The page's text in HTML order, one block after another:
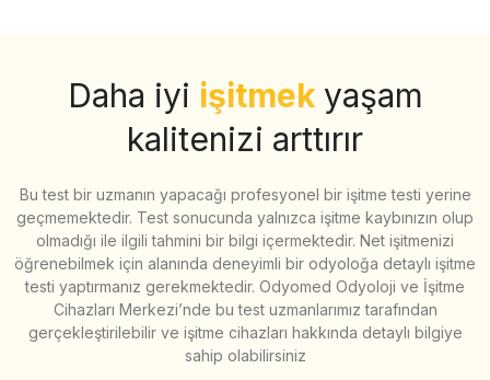
Daha iyi işitmek yaşam
kalitenizi arttırır
Bu test bir uzmanın yapacağı profesyonel bir işitme testi yerine
geçmemektedir. Test sonucunda yalnızca işitme kaybınızın olup
olmadığı ile ilgili tahmini bir bilgi içermektedir. Net işitmenizi
öğrenebilmek için alanında deneyimli bir odyoloğa detaylı işitme
testi yaptırmanız gerekmektedir. Odyomed Odyoloji ve İşitme
Cihazları Merkezi’nde bu test uzmanlarımız tarafından
gerçekleştirilebilir ve işitme cihazları hakkında detaylı bilgiye
sahip olabilirsiniz